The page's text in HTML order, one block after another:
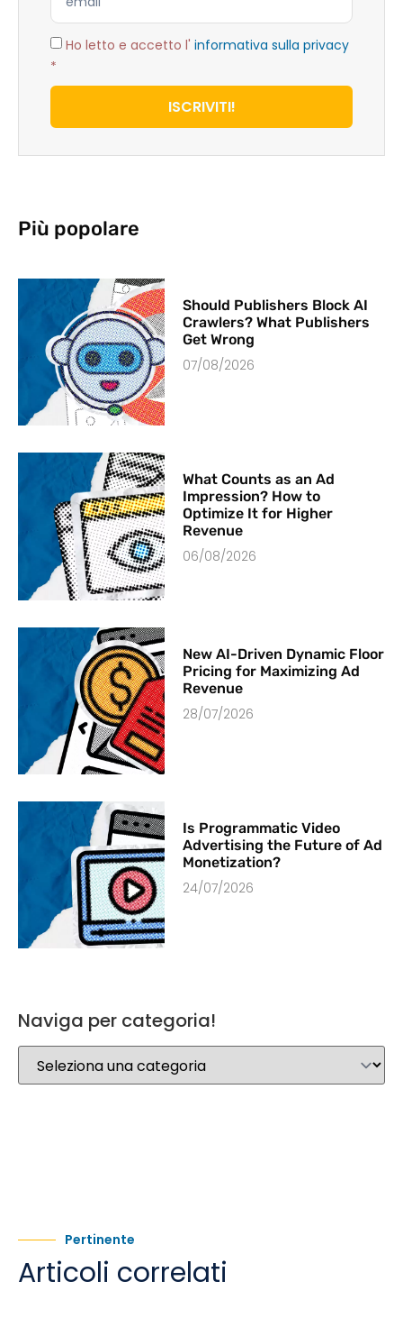
Ho letto e accetto l' informativa sulla privacy
*
ISCRIVITI!
Più popolare
Should Publishers Block AI
Crawlers? What Publishers
Get Wrong
07/08/2026
What Counts as an Ad
Impression? How to
Optimize It for Higher
Revenue
06/08/2026
New AI-Driven Dynamic Floor
Pricing for Maximizing Ad
Revenue
28/07/2026
Is Programmatic Video
Advertising the Future of Ad
Monetization?
24/07/2026
Naviga per categoria!
Pertinente
Articoli correlati